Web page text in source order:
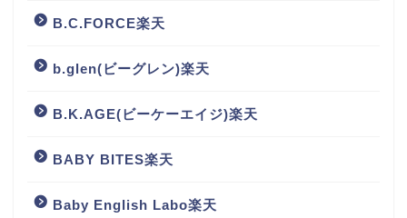
B.C.FORCE楽天
b.glen(ビーグレン)楽天
B.K.AGE(ビーケーエイジ)楽天
BABY BITES楽天
Baby English Labo楽天